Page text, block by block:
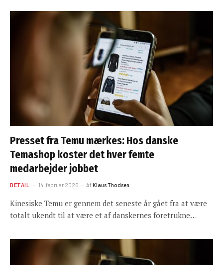
Presset fra Temu mærkes: Hos danske
Temashop koster det hver femte
medarbejder jobbet
DETAIL 14. februar 2025 AfKlaus Thodsen
Kinesiske Temu er gennem det seneste år gået fra at være
totalt ukendt til at være et af danskernes foretrukne…